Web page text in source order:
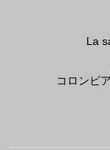
La
コロンビ